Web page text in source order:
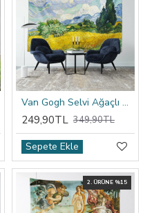
Van Gogh Selvi Ağaçlı Buğday Tarlası Duvar Örtüsü
249,90TL 349,90TL
Sepete Ekle
2. ÜRÜNE %15